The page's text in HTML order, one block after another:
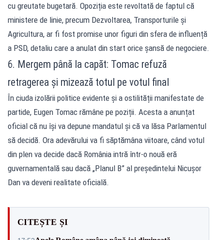
cu greutate bugetară. Opoziția este revoltată de faptul că
ministere de linie, precum Dezvoltarea, Transporturile și
Agricultura, ar fi fost promise unor figuri din sfera de influență
a PSD, detaliu care a anulat din start orice șansă de negociere.
6. Mergem până la capăt: Tomac refuză
retragerea și mizează totul pe votul final
În ciuda izolării politice evidente și a ostilității manifestate de
partide, Eugen Tomac rămâne pe poziții. Acesta a anunțat
oficial că nu își va depune mandatul și că va lăsa Parlamentul
să decidă. Ora adevărului va fi săptămâna viitoare, când votul
din plen va decide dacă România intră într-o nouă eră
guvernamentală sau dacă „Planul B” al președintelui Nicușor
Dan va deveni realitate oficială.
CITEȘTE ȘI